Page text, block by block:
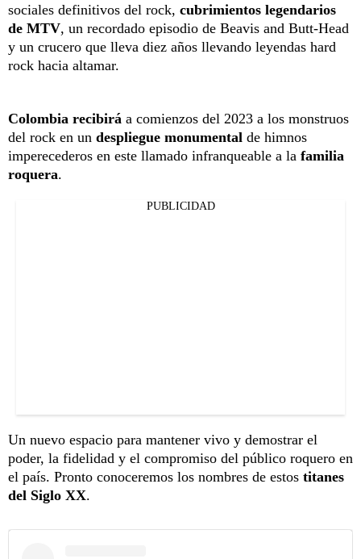
sociales definitivos del rock, cubrimientos legendarios
de MTV, un recordado episodio de Beavis and Butt-Head
y un crucero que lleva diez años llevando leyendas hard
rock hacia altamar.
Colombia recibirá a comienzos del 2023 a los monstruos
del rock en un despliegue monumental de himnos
imperecederos en este llamado infranqueable a la familia
roquera.
PUBLICIDAD
Un nuevo espacio para mantener vivo y demostrar el
poder, la fidelidad y el compromiso del público roquero en
el país. Pronto conoceremos los nombres de estos titanes
del Siglo XX.